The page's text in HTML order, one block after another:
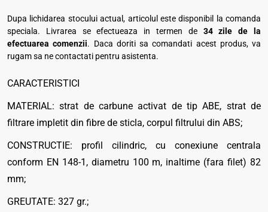
Dupa lichidarea stocului actual, articolul este disponibil la comanda
speciala. Livrarea se efectueaza in termen de 34 zile de la
efectuarea comenzii. Daca doriti sa comandati acest produs, va
rugam sa ne contactati pentru asistenta.
CARACTERISTICI
MATERIAL: strat de carbune activat de tip ABE, strat de
filtrare impletit din fibre de sticla, corpul filtrului din ABS;
CONSTRUCTIE: profil cilindric, cu conexiune centrala
conform EN 148-1, diametru 100 m, inaltime (fara filet) 82
mm;
GREUTATE: 327 gr.;